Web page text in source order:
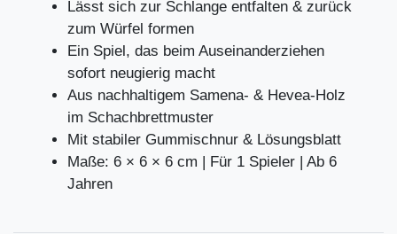
Lässt sich zur Schlange entfalten & zurück
zum Würfel formen
Ein Spiel, das beim Auseinanderziehen
sofort neugierig macht
Aus nachhaltigem Samena- & Hevea-Holz
im Schachbrettmuster
Mit stabiler Gummischnur & Lösungsblatt
Maße: 6 × 6 × 6 cm | Für 1 Spieler | Ab 6
Jahren